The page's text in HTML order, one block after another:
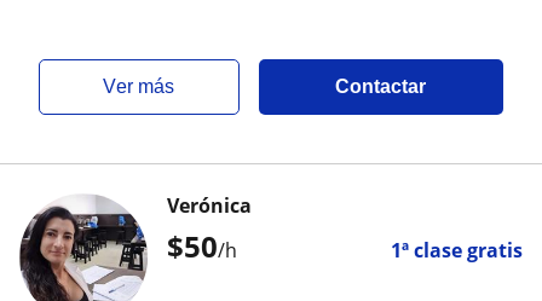
ver más Contactar
$50/h 1ª clase gratis
Verónica